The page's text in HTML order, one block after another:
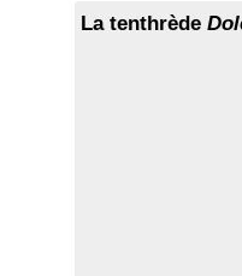
La tenthrède